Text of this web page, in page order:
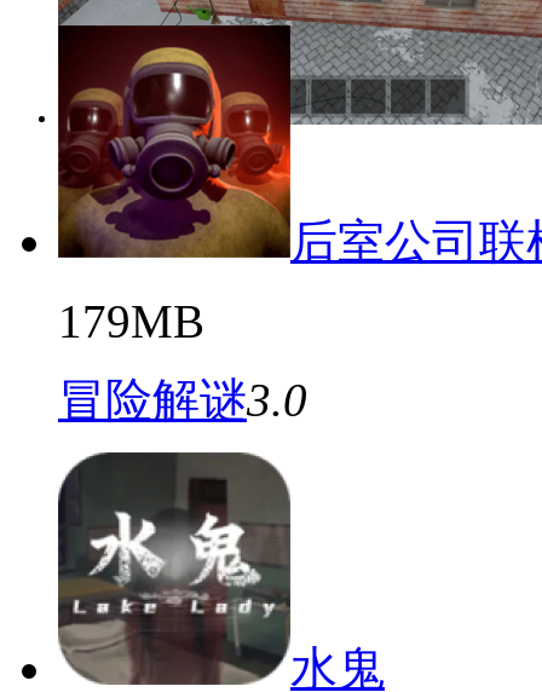
后室公司联
179MB
冒险解谜3.0
水鬼